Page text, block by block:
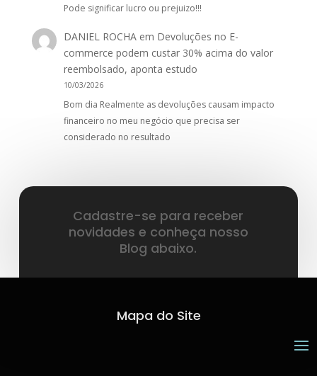
Pode significar lucro ou prejuizo!!!
DANIEL ROCHA em Devoluções no E-
commerce podem custar 30% acima do valor
reembolsado, aponta estudo
10/03/2026
Bom dia Realmente as devoluções causam impacto
financeiro no meu negócio que precisa ser
considerado no resultado
Cadastre-se para receber
novidades e conheça nosso
Blog abaixo.
Mapa do Site